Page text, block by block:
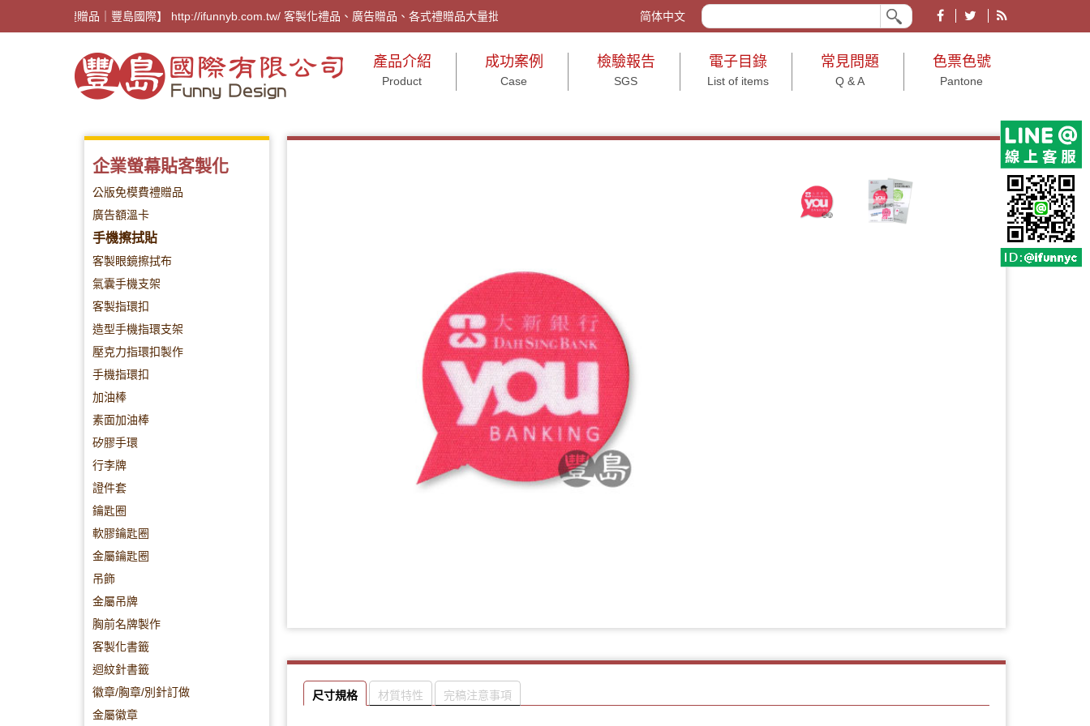
【廣告禮贈品｜豐島國際】 http://ifunnyb.com.tw/ 客製化禮品、廣告贈品、各式禮贈品大量批發與包裝、活動送禮、打造企業形象皆宜。有各大節慶、文具、結婚小物、年節及年終尾牙等用途之禮品贈品。
简体中文
產品介紹
Product
成功案例
Case
檢驗報告
SGS
電子目錄
List of items
常見問題
Q & A
色票色號
Pantone
企業螢幕貼客製化
公版免模費禮贈品
廣告額溫卡
手機擦拭貼
客製眼鏡擦拭布
氣囊手機支架
客製指環扣
造型手機指環支架
壓克力指環扣製作
手機指環扣
加油棒
素面加油棒
矽膠手環
行李牌
證件套
鑰匙圈
軟膠鑰匙圈
金屬鑰匙圈
吊飾
金屬吊牌
胸前名牌製作
客製化書籤
迴紋針書籤
徽章/胸章/別針訂做
金屬徽章
尺寸規格 材質特性 完稿注意事項